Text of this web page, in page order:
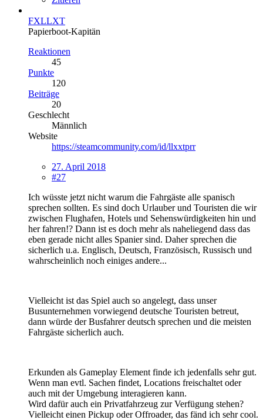
FXLLXT
Papierboot-Kapitän
Reaktionen
45
Punkte
120
Beiträge
20
Geschlecht
Männlich
Website
https://steamcommunity.com/id/llxxtprr
27. April 2018
#27
Ich wüsste jetzt nicht warum die Fahrgäste alle spanisch
sprechen sollten. Es sind doch Urlauber und Touristen die wir
zwischen Flughafen, Hotels und Sehenswürdigkeiten hin und
her fahren!? Dann ist es doch mehr als naheliegend dass das
eben gerade nicht alles Spanier sind. Daher sprechen die
sicherlich u.a. Englisch, Deutsch, Französisch, Russisch und
wahrscheinlich noch einiges andere...
Vielleicht ist das Spiel auch so angelegt, dass unser
Busunternehmen vorwiegend deutsche Touristen betreut,
dann würde der Busfahrer deutsch sprechen und die meisten
Fahrgäste sicherlich auch.
Erkunden als Gameplay Element finde ich jedenfalls sehr gut.
Wenn man evtl. Sachen findet, Locations freischaltet oder
auch mit der Umgebung interagieren kann.
Wird dafür auch ein Privatfahrzeug zur Verfügung stehen?
Vielleicht einen Pickup oder Offroader, das fänd ich sehr cool.